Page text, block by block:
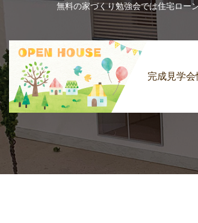
無料の家づくり勉強会では住宅ロー
完成見学会